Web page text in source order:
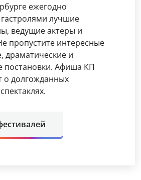
ежегодно
лучшие
ведущие актеры и
пропустите интересные
драматические и
постановки. Афиша КП
о долгожданных